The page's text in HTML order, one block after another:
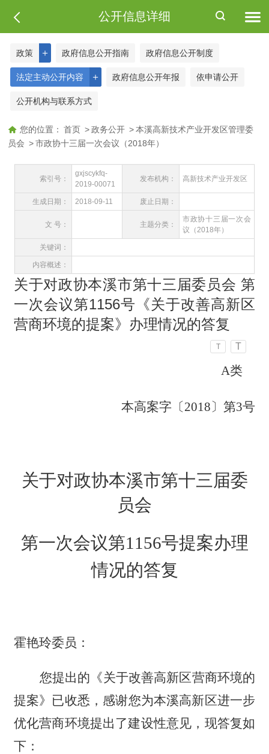
公开信息详细
＋
政策 政府信息公开指南 政府信息公开制度
＋
法定主动公开内容 政府信息公开年报 依申请公开
公开机构与联系方式
您的位置： 首页 > 政务公开 > 本溪高新技术产业开发区管理委
员会 > 市政协十三届一次会议（2018年）
索引号：
gxjscykfq-
2019-00071
发布机构： 高新技术产业开发区
生成日期： 2018-09-11 废止日期：
文 号： 主题分类：
市政协十三届一次会
议（2018年）
关键词：
内容概述：
关于对政协本溪市第十三届委员会 第
一次会议第1156号《关于改善高新区
营商环境的提案》办理情况的答复
T T
A类
本高案字〔2018〕第3号
关于对政协本溪市第十三届委
员会
第一次会议第1 156号提案办理
情况的答复
霍艳玲委员 ：
您提出的《关于改善高新区营商环境的
提案》已收悉， 感谢您为本溪高新区进一步
优化营商环境提出了建设性意见，现答复如
下：